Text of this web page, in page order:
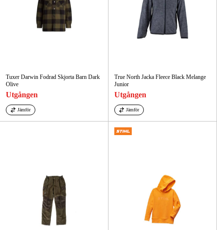
Tuxer Darwin Fodrad Skjorta Barn Dark
Olive
Utgången
Jämför
True North Jacka Fleece Black Melange
Junior
Utgången
Jämför